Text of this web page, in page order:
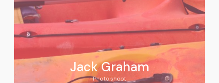
Jack Graham
Photo shoot